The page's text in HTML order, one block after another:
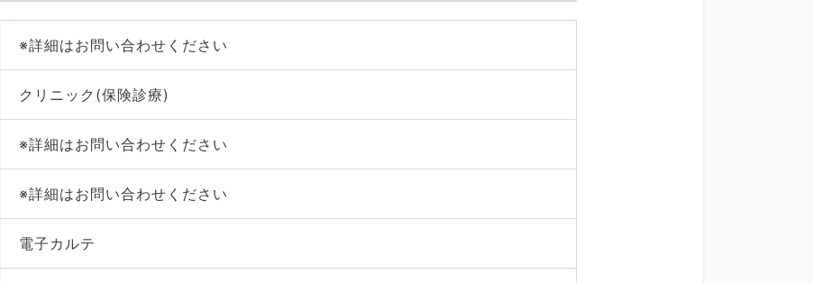
※詳細はお問い合わせください
クリニック(保険診療)
※詳細はお問い合わせください
※詳細はお問い合わせください
電子カルテ